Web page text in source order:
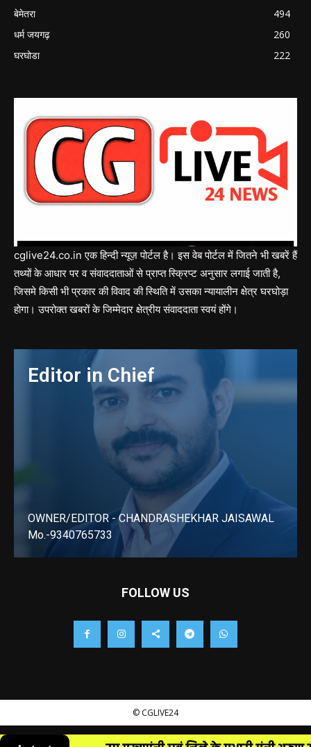
बेमेतरा
494
धर्म जयगढ़
260
घरघोडा
222
cglive24.co.in एक हिन्दी न्यूज़ पोर्टल है। इस वेब पोर्टल में जितने भी खबरें हैं
तथ्यों के आधार पर व संवाददाताओं से प्राप्त स्क्रिप्ट अनुसार लगाई जाती है,
जिसमे किसी भी प्रकार की विवाद की स्थिति में उसका न्यायालीन क्षेत्र घरघोड़ा
होगा। उपरोक्त खबरों के जिम्मेदार क्षेत्रीय संवाददाता स्वयं होंगे।
Editor in Chief
OWNER/EDITOR - CHANDRASHEKHAR JAISAWAL
Mo.-9340765733
FOLLOW US
© CGLIVE24